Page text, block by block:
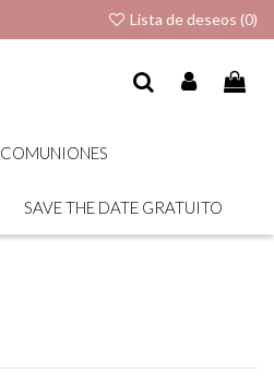
Lista de deseos (0)
COMUNIONES
SAVE THE DATE GRATUITO